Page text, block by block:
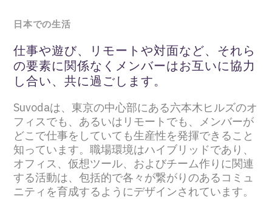
日本での生活
仕事や遊び、リモートや対面など、それら
の要素に関係なくメンバーはお互いに協力
し合い、共に過ごします。
Suvodaは、東京の中心部にある六本木ヒルズのオ
フィスでも、あるいはリモートでも、メンバーが
どこで仕事をしていても生産性を発揮できること
知っています。職場環境はハイブリッドであり、
オフィス、仮想ツール、およびチーム作りに関連
する活動は、包括的で各々が繋がりのあるコミュ
ニティを育成するようにデザインされています。